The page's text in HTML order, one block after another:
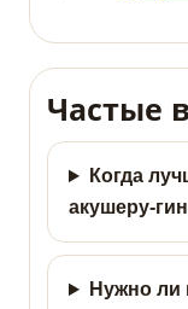
Частые
Когда
акушеру-
Нужно ли